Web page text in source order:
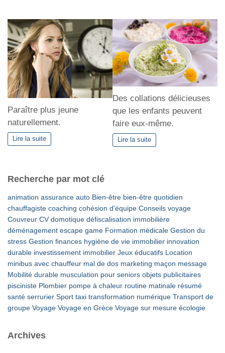
Paraître plus jeune
naturellement.
Lire la suite
Des collations délicieuses
que les enfants peuvent
faire eux-même.
Lire la suite
Recherche par mot clé
animation assurance auto Bien-être bien-être quotidien
chauffagiste coaching cohésion d'équipe Conseils voyage
Couvreur CV domotique défiscalisation immobilière
déménagement escape game Formation médicale Gestion du
stress Gestion finances hygiène de vie immobilier innovation
durable investissement immobilier Jeux éducatifs Location
minibus avec chauffeur mal de dos marketing maçon message
Mobilité durable musculation pour seniors objets publicitaires
pisciniste Plombier pompe à chaleur routine matinale résumé
santé serrurier Sport taxi transformation numérique Transport de
groupe Voyage Voyage en Grèce Voyage sur mesure écologie
Archives